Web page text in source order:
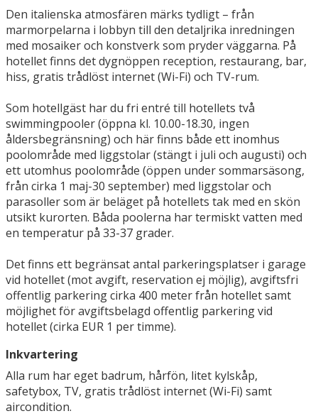
Den italienska atmosfären märks tydligt – från
marmorpelarna i lobbyn till den detaljrika inredningen
med mosaiker och konstverk som pryder väggarna. På
hotellet finns det dygnöppen reception, restaurang, bar,
hiss, gratis trådlöst internet (Wi-Fi) och TV-rum.
Som hotellgäst har du fri entré till hotellets två
swimmingpooler (öppna kl. 10.00-18.30, ingen
åldersbegränsning) och här finns både ett inomhus
poolområde med liggstolar (stängt i juli och augusti) och
ett utomhus poolområde (öppen under sommarsäsong,
från cirka 1 maj-30 september) med liggstolar och
parasoller som är beläget på hotellets tak med en skön
utsikt kurorten. Båda poolerna har termiskt vatten med
en temperatur på 33-37 grader.
Det finns ett begränsat antal parkeringsplatser i garage
vid hotellet (mot avgift, reservation ej möjlig), avgiftsfri
offentlig parkering cirka 400 meter från hotellet samt
möjlighet för avgiftsbelagd offentlig parkering vid
hotellet (cirka EUR 1 per timme).
Inkvartering
Alla rum har eget badrum, hårfön, litet kylskåp,
safetybox, TV, gratis trådlöst internet (Wi-Fi) samt
aircondition.